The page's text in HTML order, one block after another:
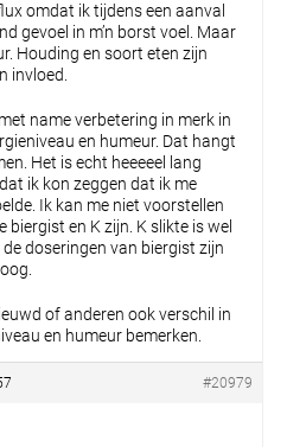
omdat ik tijdens een aanval
gevoel in m’n borst voel. Maar
Houding en soort eten zijn
invloed.
name verbetering in merk in
en humeur. Dat hangt
Het is echt heeeeel lang
ik kon zeggen dat ik me
Ik kan me niet voorstellen
biergist en K zijn. K slikte is wel
de doseringen van biergist zijn
of anderen ook verschil in
en humeur bemerken.
#20979